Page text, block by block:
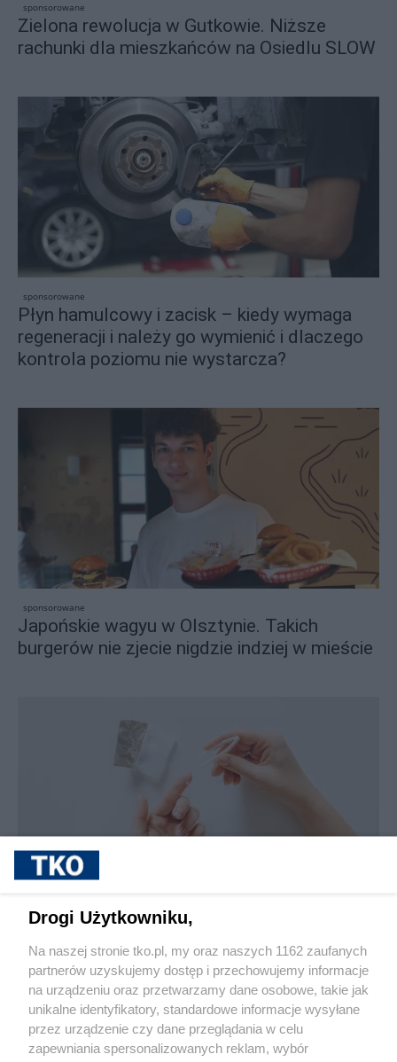
sponsorowane
Zielona rewolucja w Gutkowie. Niższe
rachunki dla mieszkańców na Osiedlu SLOW
sponsorowane
Płyn hamulcowy i zacisk – kiedy wymaga
regeneracji i należy go wymienić i dlaczego
kontrola poziomu nie wystarcza?
sponsorowane
Japońskie wagyu w Olsztynie. Takich
burgerów nie zjecie nigdzie indziej w mieście
Jak rozpoznać, że soczewki kontaktowe są
Pokaż więcej
Drogi Użytkowniku,
Na naszej stronie tko.pl, my oraz naszych 1162 zaufanych
partnerów uzyskujemy dostęp i przechowujemy informacje
na urządzeniu oraz przetwarzamy dane osobowe, takie jak
unikalne identyfikatory, standardowe informacje wysyłane
przez urządzenie czy dane przeglądania w celu
zapewniania spersonalizowanych reklam, wybór